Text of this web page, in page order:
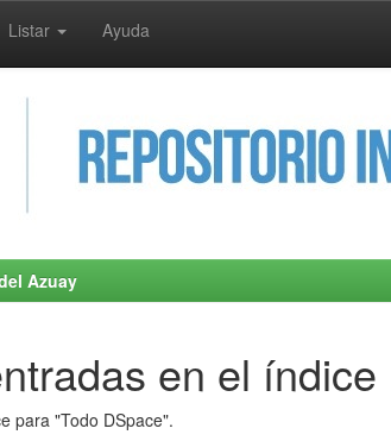
Listar Ayuda
Azuay
en el índice
para "Todo DSpace".